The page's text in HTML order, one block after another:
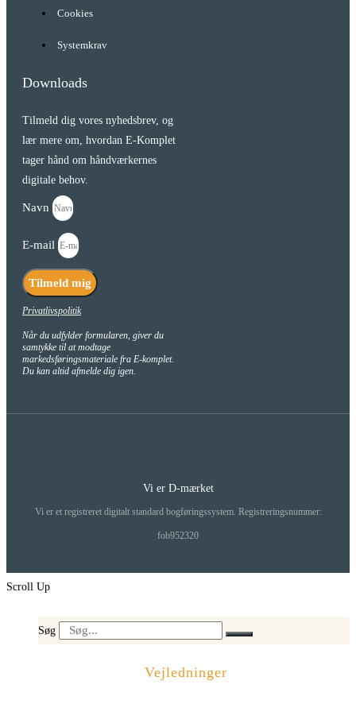
Cookies
Systemkrav
Downloads
Tilmeld dig vores nyhedsbrev, og
lær mere om, hvordan E-Komplet
tager hånd om håndværkernes
digitale behov.
Navn
E-mail
Tilmeld mig
Privatlivspolitik
Når du udfylder formularen, giver du
samtykke til at modtage
markedsføringsmateriale fra E-komplet.
Du kan altid afmelde dig igen.
Vi er D-mærket
Vi er et registreret digitalt standard bogføringssystem. Registreringsnummer:
fob952320
Scroll Up
Søg
Vejledninger